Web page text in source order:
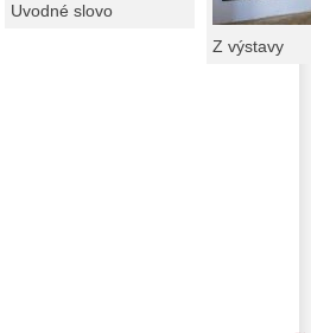
Uvodné slovo
Z výstavy